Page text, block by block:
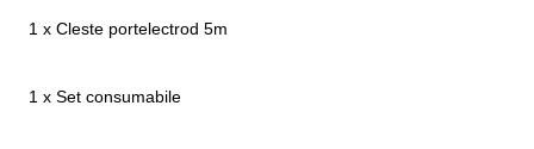
1 x Cleste portelectrod 5m
1 x Set consumabile